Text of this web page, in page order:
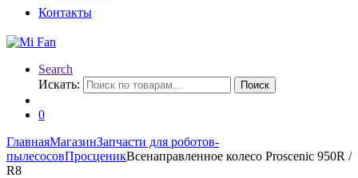
Контакты
Search
Искать:
Поиск
0
ГлавнаяМагазинЗапчасти для роботов-
пылесосовПросценикВсенаправленное колесо Proscenic 950R /
R8